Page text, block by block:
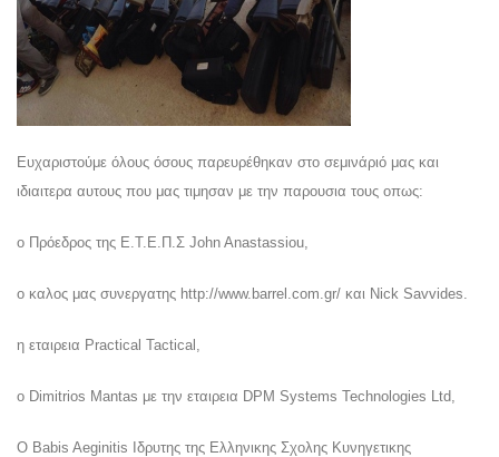
Ευχαριστούμε όλους όσους παρευρέθηκαν στο σεμινάριό μας και
ιδιαιτερα αυτους που μας τιμησαν με την παρουσια τους οπως:
ο Πρόεδρος της Ε.Τ.Ε.Π.Σ John Anastassiou,
ο καλος μας συνεργατης http://www.barrel.com.gr/ και Nick Savvides.
η εταιρεια Practical Tactical,
o Dimitrios Mantas με την εταιρεια DPM Systems Technologies Ltd,
Ο Babis Aeginitis Ιδρυτης της Ελληνικης Σχολης Κυνηγετικης